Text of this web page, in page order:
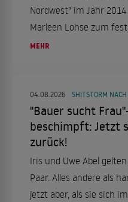
Nordwest" im Jahr
Marleen Lohse zum
Auch privat hat die 42-
MEHR
04.08.2026 SHITSTORM
"Bauer sucht
beschimpft: Jetzt
zurück!
Iris und Uwe Abel
Paar. Alles andere als
jetzt aber, als sie sich